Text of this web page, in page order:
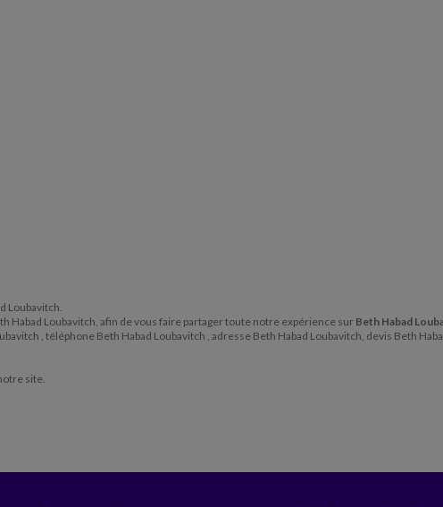
Loubavitch.
Habad Loubavitch, afin de vous faire partager toute notre expérience sur Beth Habad
, téléphone Beth Habad Loubavitch , adresse Beth Habad Loubavitch, devis Beth
site.